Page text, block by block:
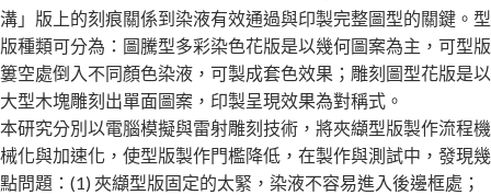
溝」版上的刻痕關係到染液有效通過與印製完整圖型的關鍵。型
版種類可分為：圖騰型多彩染色花版是以幾何圖案為主，可型版
簍空處倒入不同顏色染液，可製成套色效果；雕刻圖型花版是以
大型木塊雕刻出單面圖案，印製呈現效果為對稱式。
本研究分別以電腦模擬與雷射雕刻技術，將夾纈型版製作流程機
械化與加速化，使型版製作門檻降低，在製作與測試中，發現幾
點問題：(1) 夾纈型版固定的太緊，染液不容易進入後邊框處；